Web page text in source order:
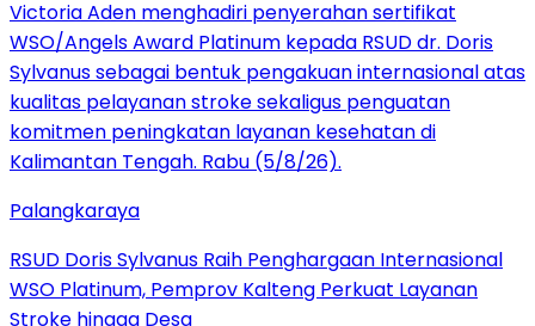
Palangkaraya
RSUD Doris Sylvanus Raih Penghargaan Internasional
WSO Platinum, Pemprov Kalteng Perkuat Layanan
Stroke hingga Desa